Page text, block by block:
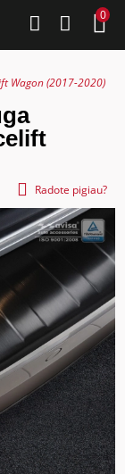
0
Wagon (2017-2020)
Radote pigiau?